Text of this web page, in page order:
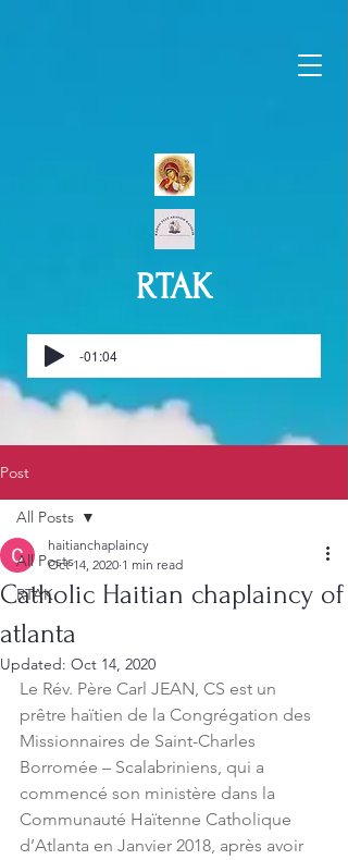
RTAK
-01:04
Post
All Posts
RTAK
All Posts
Catholic Haitian chaplaincy of
atlanta
haitianchaplaincy
Oct 14, 2020 1 min read
Updated: Oct 14, 2020
Le Rév. Père Carl JEAN, CS est un
prêtre haïtien de la Congrégation des
Missionnaires de Saint-Charles
Borromée – Scalabriniens, qui a
commencé son ministère dans la
Communauté Haïtenne Catholique
d’Atlanta en Janvier 2018, après avoir